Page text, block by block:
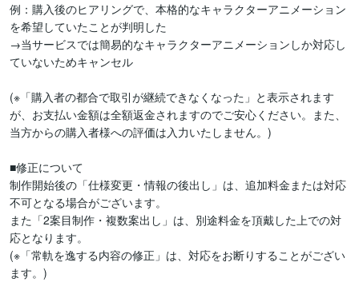
例：購入後のヒアリングで、本格的なキャラクターアニメーション
を希望していたことが判明した
→当サービスでは簡易的なキャラクターアニメーションしか対応し
ていないためキャンセル
(※「購入者の都合で取引が継続できなくなった」と表示されます
が、お支払い金額は全額返金されますのでご安心ください。また、
当方からの購入者様への評価は入力いたしません。)
■修正について
制作開始後の「仕様変更・情報の後出し」は、追加料金または対応
不可となる場合がございます。
また「2案目制作・複数案出し」は、別途料金を頂戴した上での対
応となります。
(※「常軌を逸する内容の修正」は、対応をお断りすることがござい
ます。)